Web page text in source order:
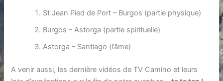
St Jean Pied de Port – Burgos (partie physique)
Burgos – Astorga (partie spirituelle)
Astorga – Santiago (l’âme)
A venir aussi, les dernière vidéos de TV Camino et leurs